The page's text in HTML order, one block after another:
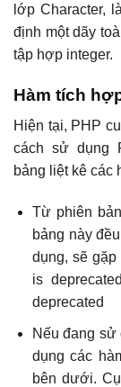
lớp Character,
định một dãy
tập hợp integer.
Hàm tích
Hiện tại, PHP
cách sử dụng
bảng liệt kê các
Từ phiên
bảng này
dụng, sẽ gặp
is
deprecated
Nếu đang
dụng các
bên dưới.